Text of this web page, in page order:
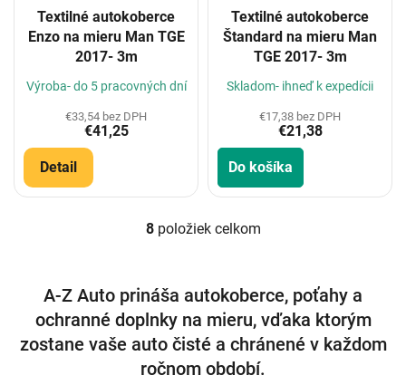
Textilné autokoberce
Enzo na mieru Man TGE
2017- 3m
Výroba- do 5 pracovných dní
€33,54 bez DPH
€41,25
Detail
Textilné autokoberce
Štandard na mieru Man
TGE 2017- 3m
Skladom- ihneď k expedícii
€17,38 bez DPH
€21,38
Do košíka
O
á
d
a
c
i
e
8položiek celkom
A-Z Auto prináša autokoberce, poťahy a
ochranné doplnky na mieru, vďaka ktorým
zostane vaše auto čisté a chránené v každom
ročnom období.